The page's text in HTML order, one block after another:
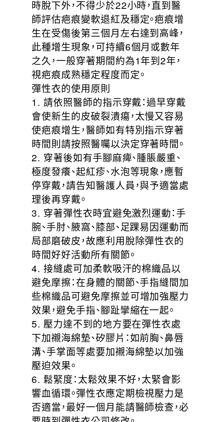
時脫下外，不得少於22小時，直到醫
師評估疤痕變軟退紅及穩定。疤痕增
生在受傷後第三個月左右達到高峰，
此種增生現象，可持續6個月或數年
之久，一般穿著期間約為1年到2年，
視疤痕成熟穩定程度而定。
彈性衣的使用原則
1. 請依照醫師的指示穿戴：過早穿戴
會使新生的皮破裂潰瘍，太慢又容易
使疤痕增生，醫師如有特別指示穿著
時間則請按照醫囑以決定穿著時間。
2. 穿著後如有手腳麻痺、腫脹嚴重、
極度發癢、起紅疹、水泡等現象，應暫
停穿戴，請告知醫護人員，與予適當處
理後再穿戴。
3. 穿著彈性衣時宜避免激烈運動：手
腕、手肘、腋窩、膝部、足踝易因運動而
局部磨破皮，故應利用脫除彈性衣的
時間好好活動所有關節。
4. 接縫處可加柔軟吸汗的棉織品以
避免摩擦：在身體的關節、手指縫間加
些棉織品可避免摩擦並可增加強壓力
效果，避免手指、腳趾攣縮在一起。
5. 壓力達不到的地方要在彈性衣處
下加襯海綿墊、矽膠片：如前胸、鼻唇
溝、手掌面等處要加襯海綿墊以加強
壓迫效果。
6. 鬆緊度：太鬆效果不好，太緊會影
響血循環。彈性衣應定期檢視壓力是
否適當，最好一個月能請醫師檢查，必